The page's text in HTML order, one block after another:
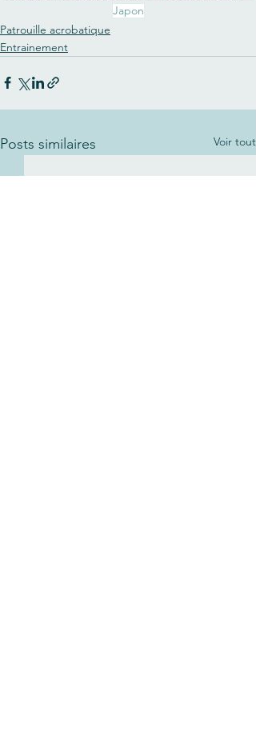
Japon
Patrouille acrobatique
Entrainement
Posts similaires Voir tout